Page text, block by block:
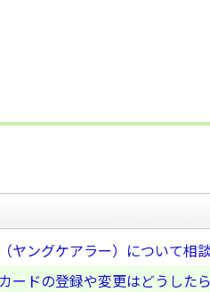
ヤングケアラー）について相
ードの登録や変更はどうした